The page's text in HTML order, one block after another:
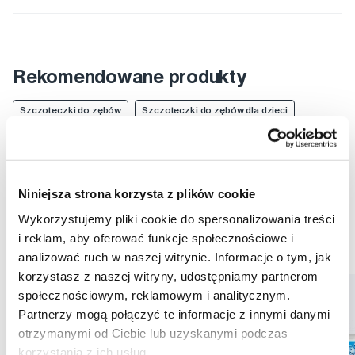
Niniejsza strona korzysta z plików cookie
Wykorzystujemy pliki cookie do spersonalizowania treści
i reklam, aby oferować funkcje społecznościowe i
analizować ruch w naszej witrynie. Informacje o tym, jak
korzystasz z naszej witryny, udostępniamy partnerom
społecznościowym, reklamowym i analitycznym.
Partnerzy mogą połączyć te informacje z innymi danymi
otrzymanymi od Ciebie lub uzyskanymi podczas
korzystania z ich usług.
Rekomendowane produkty
Szczoteczki do zębów Szczoteczki do zębów dla dzieci
Pielęgnacja zębów u dzieci Szczoteczki do zębów TePe
Szczoteczki do zębów dla dzieci TePe
Szczoteczki do zębów dla najmniejszych TePe
Pielęgnacja zębów u dzieci TePe